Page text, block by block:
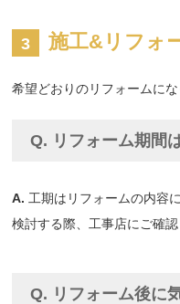
施工&リフォ
希望どおりのリフォームに
Q. リフォーム期間
A. 工期はリフォームの内容
検討する際、工事店にご確認
Q. リフォーム後に